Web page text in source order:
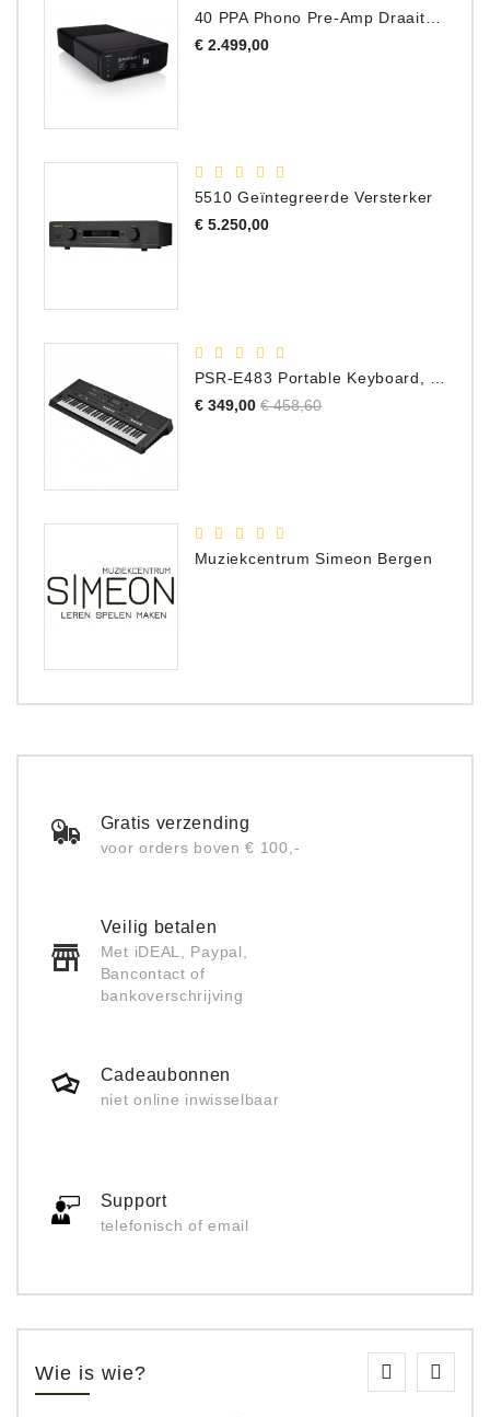
€ 2.499,00Prijs
5510 Geïntegreerde Versterker
€ 5.250,00Prijs
€ 349,00 Normale
€ 458,60Prijs
Muziekcentrum Simeon Bergen
Gratis verzending
voor orders boven € 100,-
Veilig betalen
Met iDEAL, Paypal,
Bancontact of
bankoverschrijving
Cadeaubonnen
niet online inwisselbaar
Support
telefonisch of email
Wie is wie?